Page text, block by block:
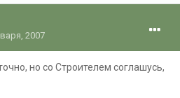
2007
но со Строителем соглашусь,